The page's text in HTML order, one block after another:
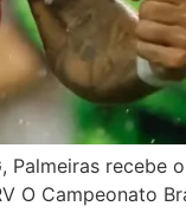
recebe
O Campeonato